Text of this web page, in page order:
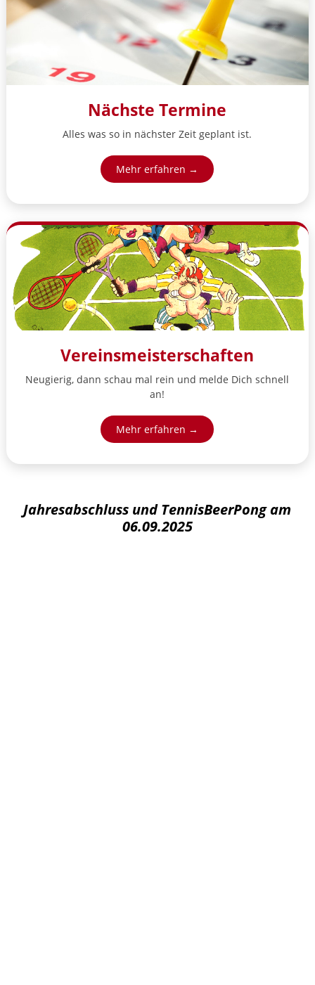
Nächste Termine
Alles was so in nächster Zeit geplant ist.
Mehr erfahren →
Vereinsmeisterschaften
Neugierig, dann schau mal rein und melde Dich schnell
an!
Mehr erfahren →
Jahresabschluss und TennisBeerPong am
06.09.2025